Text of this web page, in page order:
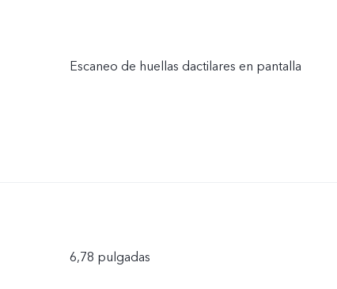
Escaneo de huellas dactilares en pantalla
6,78 pulgadas